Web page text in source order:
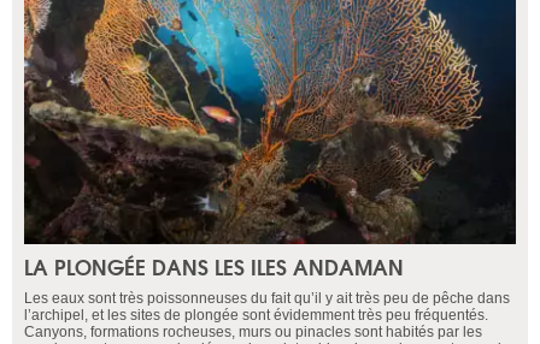
LA PLONGÉE DANS LES ILES ANDAMAN
Les eaux sont très poissonneuses du fait qu’il y ait très peu de pêche dans
l’archipel, et les sites de plongée sont évidemment très peu fréquentés.
Canyons, formations rocheuses, murs ou pinacles sont habités par les